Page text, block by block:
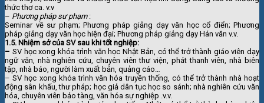
thức thơ ca. v.v
– Phương pháp sư phạm :
Seminar về sư phạm; Phương pháp giảng dạy văn học cổ điển; Phương
pháp giảng dạy văn học hiện đại; Phương pháp giảng dạy Hán văn v.v.
1.5. Nhiệm sở của SV sau khi tốt nghiệp:
– SV học xong khóa trình văn học Nhật Bản, có thể trở thành giáo viên dạy
ngữ văn, nhà nghiên cứu, chuyên viên thư viện, phát thanh viên, nhà biên
tập, nhà báo, người làm xuất bản, quảng cáo…
– SV học xong khóa trình văn hóa truyền thống, có thể trở thành nhà hoạt
động sân khấu, thư pháp; học giả dân tục học so sánh; nhà nghiên cứu văn
hóa, chuyên viên bảo tàng, văn hóa sự nghiệp .v.v.